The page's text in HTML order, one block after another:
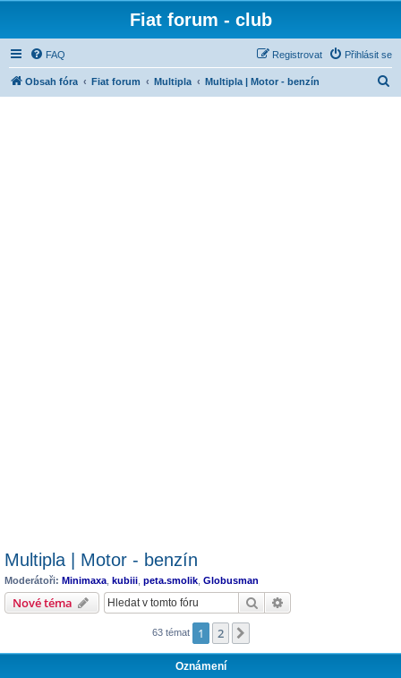
Fiat forum - club
FAQ Přihlásit se
Registrovat
Obsah fóra Fiat forum Multipla Multipla | Motor - benzín
Multipla | Motor - benzín
Moderátoři: Minimaxa kubiii peta.smolik Globusman
Nové téma Hledat
63 témat 1 2
Oznámení